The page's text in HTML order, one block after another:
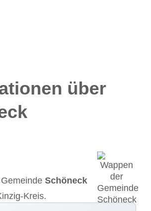
über
Schöneck
Kreis.